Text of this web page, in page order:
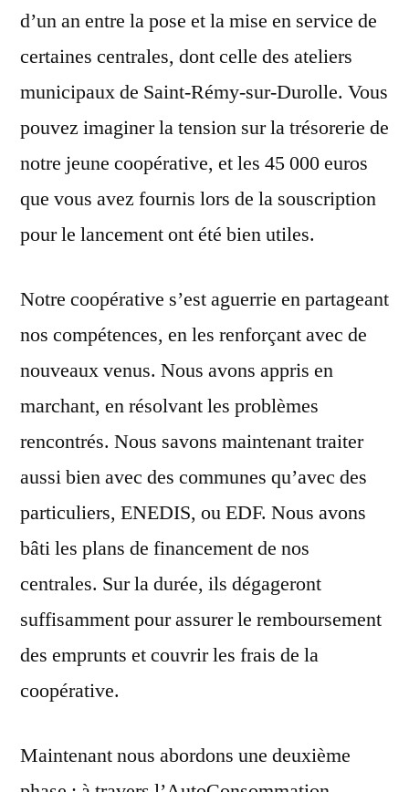
d’un an entre la pose et la mise en service de
certaines centrales, dont celle des ateliers
municipaux de Saint-Rémy-sur-Durolle. Vous
pouvez imaginer la tension sur la trésorerie de
notre jeune coopérative, et les 45 000 euros
que vous avez fournis lors de la souscription
pour le lancement ont été bien utiles.
Notre coopérative s’est aguerrie en partageant
nos compétences, en les renforçant avec de
nouveaux venus. Nous avons appris en
marchant, en résolvant les problèmes
rencontrés. Nous savons maintenant traiter
aussi bien avec des communes qu’avec des
particuliers, ENEDIS, ou EDF. Nous avons
bâti les plans de financement de nos
centrales. Sur la durée, ils dégageront
suffisamment pour assurer le remboursement
des emprunts et couvrir les frais de la
coopérative.
Maintenant nous abordons une deuxième